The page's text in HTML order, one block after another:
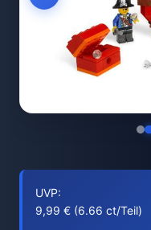
UVP:
9,99 € (6.66 ct/Teil)